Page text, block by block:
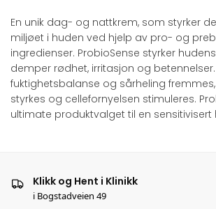
En unik dag- og nattkrem, som styrker
miljøet i huden ved hjelp av pro- og
ingredienser. ProbioSense styrker
demper rødhet, irritasjon og
fuktighetsbalanse og sårheling
styrkes og cellefornyelsen stimuleres.
ultimate produktvalget til en sensitivisert
Klikk og Hent i Klinikk
i Bogstadveien 49